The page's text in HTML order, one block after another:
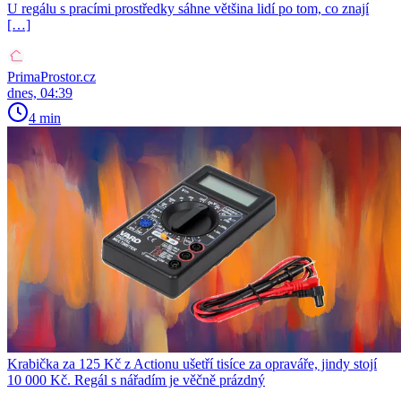
U regálu s pracími prostředky sáhne většina lidí po tom, co znají
[…]
PrimaProstor.cz
dnes, 04:39
4 min
Krabička za 125 Kč z Actionu ušetří tisíce za opraváře, jindy stojí
10 000 Kč. Regál s nářadím je věčně prázdný